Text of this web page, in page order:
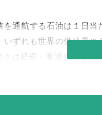
通航する石油は１日当
いずれも世界の供給量
クは軽視・看過されるき